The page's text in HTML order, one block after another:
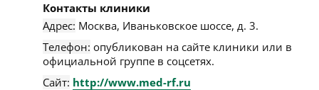
Контакты клиники
Адрес: Москва, Иваньковское шоссе, д. 3.
Телефон: опубликован на сайте клиники или в
официальной группе в соцсетях.
Сайт: http://www.med-rf.ru